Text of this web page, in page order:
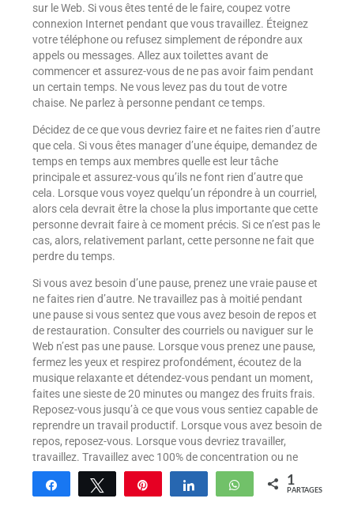
sur le Web. Si vous êtes tenté de le faire, coupez votre
connexion Internet pendant que vous travaillez. Éteignez
votre téléphone ou refusez simplement de répondre aux
appels ou messages. Allez aux toilettes avant de
commencer et assurez-vous de ne pas avoir faim pendant
un certain temps. Ne vous levez pas du tout de votre
chaise. Ne parlez à personne pendant ce temps.
Décidez de ce que vous devriez faire et ne faites rien d’autre
que cela. Si vous êtes manager d’une équipe, demandez de
temps en temps aux membres quelle est leur tâche
principale et assurez-vous qu’ils ne font rien d’autre que
cela. Lorsque vous voyez quelqu’un répondre à un courriel,
alors cela devrait être la chose la plus importante que cette
personne devrait faire à ce moment précis. Si ce n’est pas le
cas, alors, relativement parlant, cette personne ne fait que
perdre du temps.
Si vous avez besoin d’une pause, prenez une vraie pause et
ne faites rien d’autre. Ne travaillez pas à moitié pendant
une pause si vous sentez que vous avez besoin de repos et
de restauration. Consulter des courriels ou naviguer sur le
Web n’est pas une pause. Lorsque vous prenez une pause,
fermez les yeux et respirez profondément, écoutez de la
musique relaxante et détendez-vous pendant un moment,
faites une sieste de 20 minutes ou mangez des fruits frais.
Reposez-vous jusqu’à ce que vous vous sentiez capable de
reprendre un travail productif. Lorsque vous avez besoin de
repos, reposez-vous. Lorsque vous devriez travailler,
travaillez. Travaillez avec 100% de concentration ou ne
travaillez pas du tout. C’est tout à fait normal de prendre
autant de pauses que vous le voulez. Ne laissez
Partagez Tweetez Enregistrer Partagez WhatsApp
1
PARTAGES